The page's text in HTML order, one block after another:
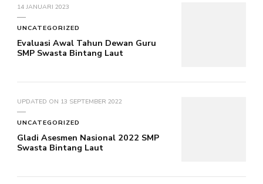
14 JANUARI 2023
UNCATEGORIZED
Evaluasi Awal Tahun Dewan Guru
SMP Swasta Bintang Laut
UPDATED ON 13 SEPTEMBER 2022
UNCATEGORIZED
Gladi Asesmen Nasional 2022 SMP
Swasta Bintang Laut